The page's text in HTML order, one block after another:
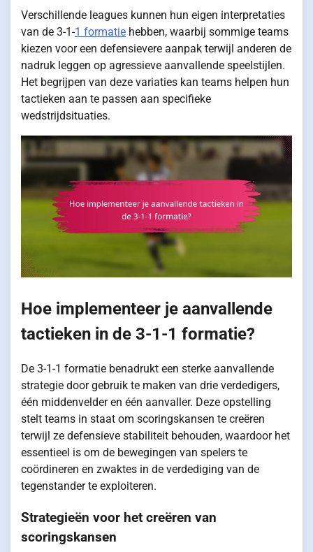
Verschillende leagues kunnen hun eigen interpretaties
van de 3-1-1 formatie hebben, waarbij sommige teams
kiezen voor een defensievere aanpak terwijl anderen de
nadruk leggen op agressieve aanvallende speelstijlen.
Het begrijpen van deze variaties kan teams helpen hun
tactieken aan te passen aan specifieke
wedstrijdsituaties.
Hoe implementeer je aanvallende
tactieken in de 3-1-1 formatie?
De 3-1-1 formatie benadrukt een sterke aanvallende
strategie door gebruik te maken van drie verdedigers,
één middenvelder en één aanvaller. Deze opstelling
stelt teams in staat om scoringskansen te creëren
terwijl ze defensieve stabiliteit behouden, waardoor het
essentieel is om de bewegingen van spelers te
coördineren en zwaktes in de verdediging van de
tegenstander te exploiteren.
Strategieën voor het creëren van
scoringskansen